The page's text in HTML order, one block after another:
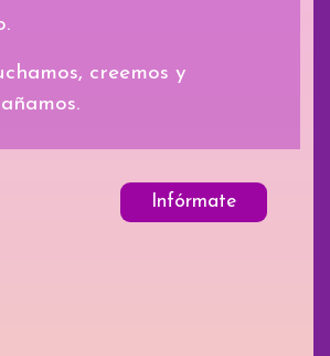
creemos y
Infórmate